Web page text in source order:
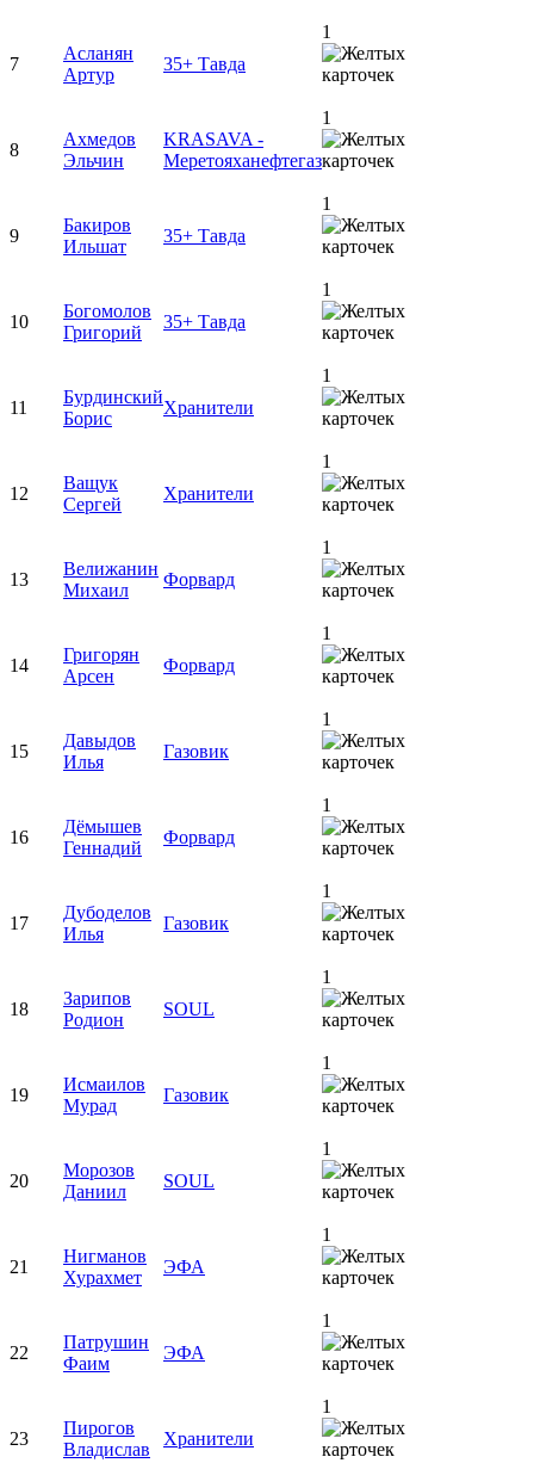
7
Асланян
Артур
35+ Тавда
1
8
Ахмедов
Эльчин
KRASAVA -
Меретояханефтегаз
1
9
Бакиров
Ильшат
35+ Тавда
1
10
Богомолов
Григорий
35+ Тавда
1
11
Бурдинский
Борис
Хранители
1
12
Ващук
Сергей
Хранители
1
13
Велижанин
Михаил
Форвард
1
14
Григорян
Арсен
Форвард
1
15
Давыдов
Илья
Газовик
1
16
Дёмышев
Геннадий
Форвард
1
17
Дубоделов
Илья
Газовик
1
18
Зарипов
Родион
SOUL
1
19
Исмаилов
Мурад
Газовик
1
20
Морозов
Даниил
SOUL
1
21
Нигманов
Хурахмет
ЭФА
1
22
Патрушин
Фаим
ЭФА
1
23
Пирогов
Владислав
Хранители
1